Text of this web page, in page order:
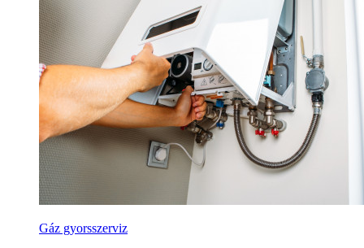
Gáz gyorsszerviz